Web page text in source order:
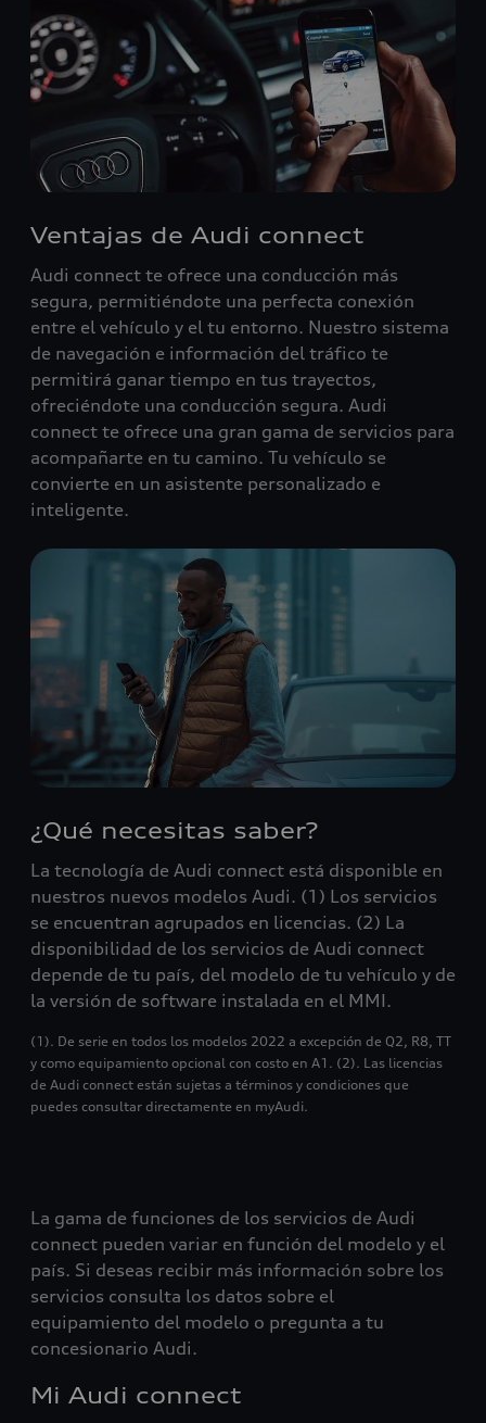
Ventajas de Audi connect
Audi connect te ofrece una conducción más
segura, permitiéndote una perfecta conexión
entre el vehículo y el tu entorno. Nuestro sistema
de navegación e información del tráfico te
permitirá ganar tiempo en tus trayectos,
ofreciéndote una conducción segura. Audi
connect te ofrece una gran gama de servicios para
acompañarte en tu camino. Tu vehículo se
convierte en un asistente personalizado e
inteligente.
¿Qué necesitas saber?
La tecnología de Audi connect está disponible en
nuestros nuevos modelos Audi. (1) Los servicios
se encuentran agrupados en licencias. (2) La
disponibilidad de los servicios de Audi connect
depende de tu país, del modelo de tu vehículo y de
la versión de software instalada en el MMI.
(1). De serie en todos los modelos 2022 a excepción de Q2, R8, TT
y como equipamiento opcional con costo en A1. (2). Las licencias
de Audi connect están sujetas a términos y condiciones que
puedes consultar directamente en myAudi.
La gama de funciones de los servicios de Audi
connect pueden variar en función del modelo y el
país. Si deseas recibir más información sobre los
servicios consulta los datos sobre el
equipamiento del modelo o pregunta a tu
concesionario Audi.
Mi Audi connect